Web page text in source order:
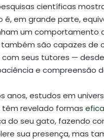
científicas
é, em grande parte,
um comportamento
são capazes de
seus tutores —
e compreensão
anos, estudos em
revelado formas
do seu gato, fazendo
sua presença, mas